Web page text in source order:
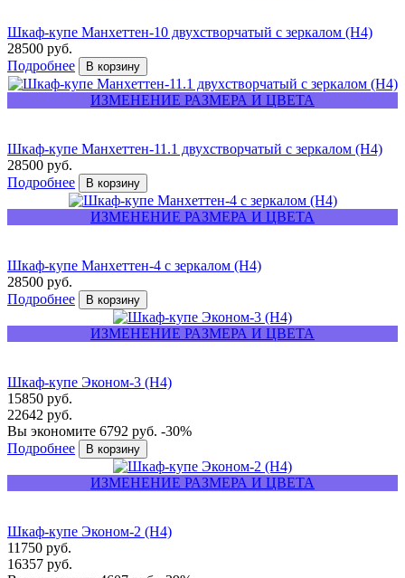
Шкаф-купе Манхеттен-10 двухстворчатый с зеркалом (Н4)
28500 руб.
Подробнее
ИЗМЕНЕНИЕ РАЗМЕРА И ЦВЕТА
Шкаф-купе Манхеттен-11.1 двухстворчатый с зеркалом (Н4)
28500 руб.
Подробнее
ИЗМЕНЕНИЕ РАЗМЕРА И ЦВЕТА
Шкаф-купе Манхеттен-4 с зеркалом (Н4)
28500 руб.
Подробнее
ИЗМЕНЕНИЕ РАЗМЕРА И ЦВЕТА
Шкаф-купе Эконом-3 (Н4)
15850 руб.
22642 руб.
Вы экономите 6792 руб. -30%
Подробнее
ИЗМЕНЕНИЕ РАЗМЕРА И ЦВЕТА
Шкаф-купе Эконом-2 (Н4)
11750 руб.
16357 руб.